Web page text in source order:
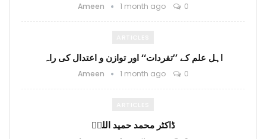
Ameen 1 month ago 0
اہل علم کے ’’تفردات‘‘ اور توازن و اعتدال کی راہ
Ameen 1 month ago 0
ڈاکٹر محمد حمید اللہؒ